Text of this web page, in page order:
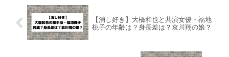
【消し好き】大橋和也と共演女優・福地
桃子の年齢は？身長差は？哀川翔の娘？